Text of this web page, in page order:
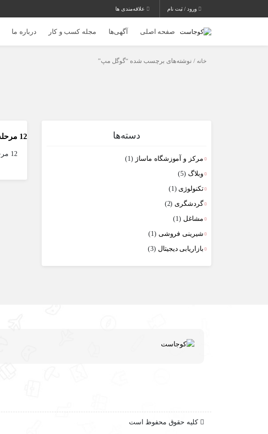
ورود / ثبت نام علاقه‌مندی ها
صفحه اصلی آگهی‌ها مجله کسب و کار درباره ما
خانه / نوشته‌های برچسب شده “گوگل مپ”
دسته‌ها
مرکز و آموزشگاه ماساژ (1)
وبلاگ (5)
تکنولوژی (1)
گردشگری (2)
مشاغل (1)
شیرینی فروشی (1)
بازاریابی دیجیتال (3)
12 مرحله برنامه ریزی سفر عید به ارمنستان با کمک گوگل مپ + تصویر + فیلم
12 مرحله برنامه ریزی سفر عید به ارمنستان با کمک گوگل مپ به همراه تصویر و فیلم
کلیه حقوق محفوظ است